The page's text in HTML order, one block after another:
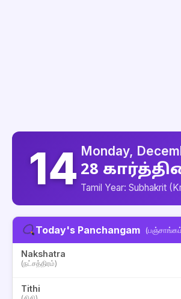
14 Monday,
28
Tamil Year: Subhakrit
Today's Panchangam
Nakshatra
(நட்சத்திரம்)
Tithi